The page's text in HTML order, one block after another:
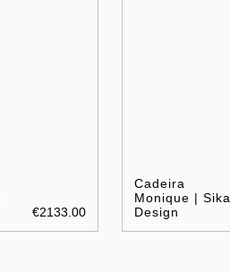
€2133.00
Cadeira
Monique | Sika
Design